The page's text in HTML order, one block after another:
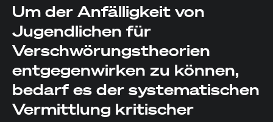
Um der Anfälligkeit von
Jugendlichen für
Verschwörungstheorien
entgegenwirken zu können,
bedarf es der systematischen
Vermittlung kritischer